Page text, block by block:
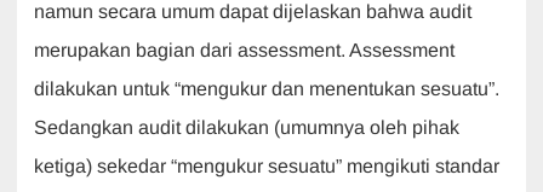
namun secara umum dapat dijelaskan bahwa audit
merupakan bagian dari assessment. Assessment
dilakukan untuk “mengukur dan menentukan sesuatu”.
Sedangkan audit dilakukan (umumnya oleh pihak
ketiga) sekedar “mengukur sesuatu” mengikuti standar